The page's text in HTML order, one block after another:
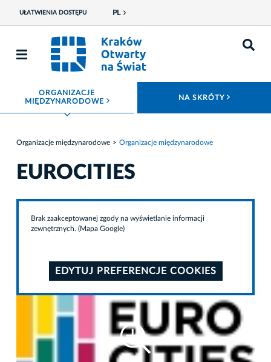
UŁATWIENIA DOSTĘPU PL
ORGANIZACJE
MIĘDZYNARODOWE ROZWIŃ MENU NA SKRÓTY
Organizacje międzynarodowe Organizacje międzynarodowe
EUROCITIES
Brak zaakceptowanej zgody na wyświetlanie informacji
zewnętrznych. (Mapa Google)
EDYTUJ PREFERENCJE COOKIES